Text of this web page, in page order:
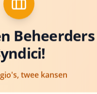
Al meer dan 20 jaar
beheer van
van experts stelt
Wij zetten ons in
bieden, aangepast
om u te ontzorgen
twee kansen